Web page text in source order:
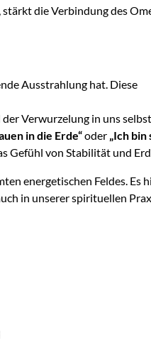
die Verbindung des
Ausstrahlung hat. Diese
der Verwurzelung in uns
in die Erde“oder „Ich
Gefühl von Stabilität und
energetischen Feldes. Es
in unserer spirituellen